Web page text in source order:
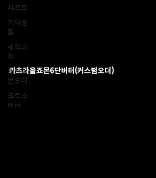
샤프트
기타용
품
제작과
정
개인주
문오더
크로스
버터
카츠라올죠몬6단버터(커스텀오더)